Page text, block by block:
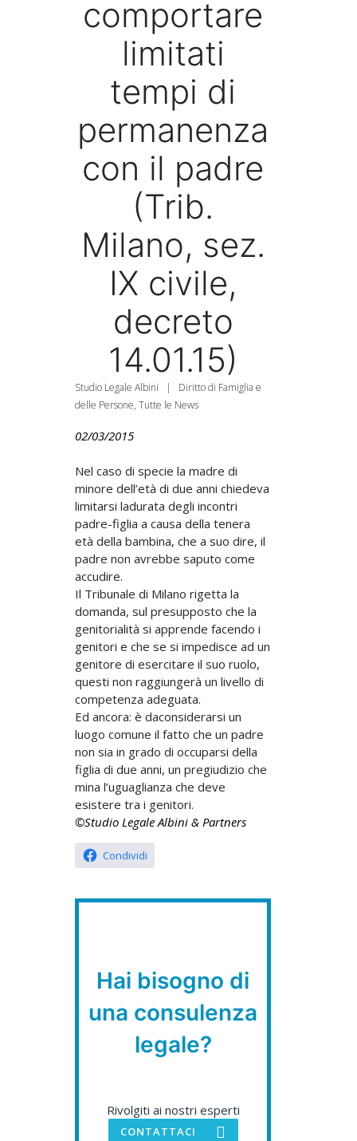
comportare
limitati
tempi di
permanenza
con il padre
(Trib.
Milano, sez.
IX civile,
decreto
14.01.15)
Studio Legale Albini | Diritto di Famiglia e
delle Persone, Tutte le News
02/03/2015
Nel caso di specie la madre di
minore dell’età di due anni chiedeva
limitarsi ladurata degli incontri
padre-figlia a causa della tenera
età della bambina, che a suo dire, il
padre non avrebbe saputo come
accudire.
Il Tribunale di Milano rigetta la
domanda, sul presupposto che la
genitorialità si apprende facendo i
genitori e che se si impedisce ad un
genitore di esercitare il suo ruolo,
questi non raggiungerà un livello di
competenza adeguata.
Ed ancora: è daconsiderarsi un
luogo comune il fatto che un padre
non sia in grado di occuparsi della
figlia di due anni, un pregiudizio che
mina l’uguaglianza che deve
esistere tra i genitori.
©Studio Legale Albini & Partners
Condividi
Hai bisogno di
una consulenza
legale?
Rivolgiti ai nostri esperti
CONTATTACI